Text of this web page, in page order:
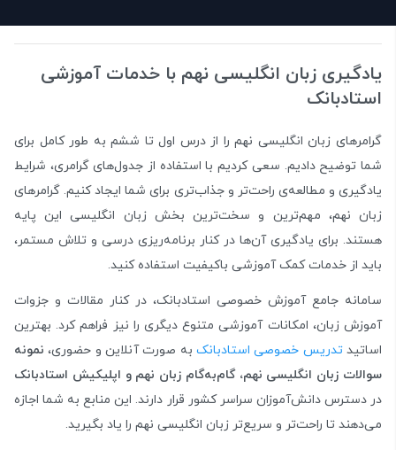
یادگیری زبان انگلیسی نهم با خدمات آموزشی
استادبانک
گرامرهای زبان انگلیسی نهم را از درس اول تا ششم به طور کامل برای
شما توضیح دادیم. سعی کردیم با استفاده از جدول‌های گرامری، شرایط
یادگیری و مطالعه‌ی راحت‌تر و جذاب‌تری برای شما ایجاد کنیم. گرامرهای
زبان نهم، مهم‌ترین و سخت‌ترین بخش زبان انگلیسی این پایه
هستند. برای یادگیری آن‌ها در کنار برنامه‌ریزی درسی و تلاش مستمر،
باید از خدمات کمک آموزشی باکیفیت استفاده کنید.
سامانه جامع آموزش خصوصی استادبانک، در کنار مقالات و جزوات
آموزش زبان، امکانات آموزشی متنوع دیگری را نیز فراهم کرد. بهترین
اساتیدتدریس خصوصی استادبانک به صورت آنلاین و حضوری، نمونه
سوالات زبان انگلیسی نهم، گام‌به‌گام زبان نهم و اپلیکیش استادبانک
در دسترس دانش‌آموزان سراسر کشور قرار دارند. این منابع به شما اجازه
می‌دهند تا راحت‌تر و سریع‌تر زبان انگلیسی نهم را یاد بگیرید.